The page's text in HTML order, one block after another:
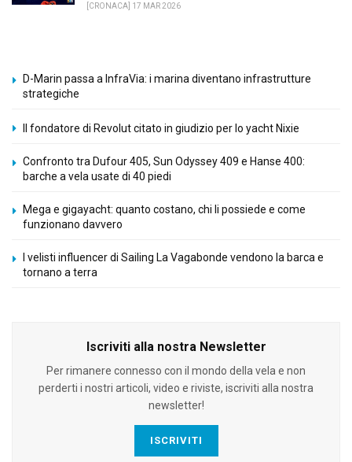
[CRONACA] 17 MAR 2026
D-Marin passa a InfraVia: i marina diventano infrastrutture
strategiche
Il fondatore di Revolut citato in giudizio per lo yacht Nixie
Confronto tra Dufour 405, Sun Odyssey 409 e Hanse 400:
barche a vela usate di 40 piedi
Mega e gigayacht: quanto costano, chi li possiede e come
funzionano davvero
I velisti influencer di Sailing La Vagabonde vendono la barca e
tornano a terra
Iscriviti alla nostra Newsletter
Per rimanere connesso con il mondo della vela e non
perderti i nostri articoli, video e riviste, iscriviti alla nostra
newsletter!
ISCRIVITI